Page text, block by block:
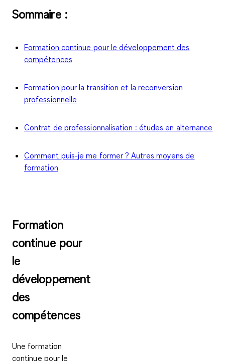
Sommaire :
Formation continue pour le développement des
compétences
Formation pour la transition et la reconversion
professionnelle
Contrat de professionnalisation : études en alternance
Comment puis-je me former ? Autres moyens de
formation
Formation
continue pour
le
développement
des
compétences
Une formation
continue pour le